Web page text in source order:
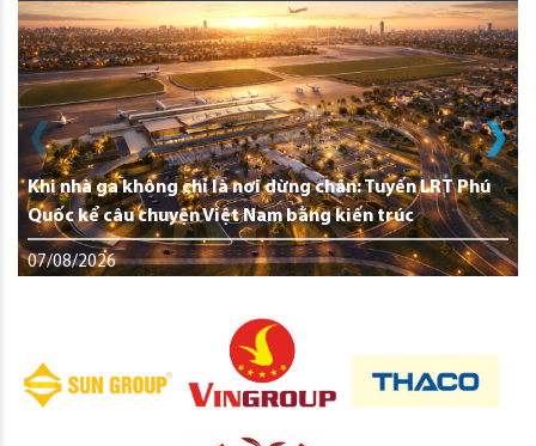
Khi nhà ga không chỉ là nơi dừng chân: Tuyến LRT Phú
Quốc kể câu chuyện Việt Nam bằng kiến trúc
07/08/2026